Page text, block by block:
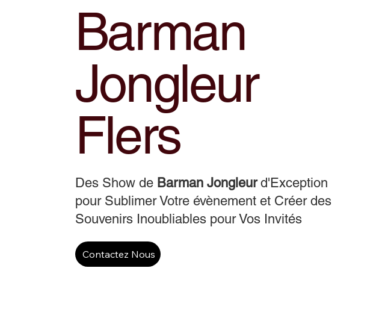
Barman
Jongleur
Flers
Des Show de Barman Jongleurd'Exception
pour Sublimer Votre évènement et Créer des
Souvenirs Inoubliables pour Vos Invités
Contactez Nous